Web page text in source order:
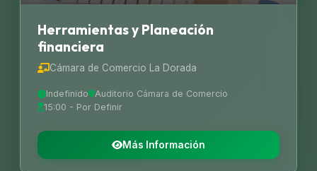
Herramientas y Planeación
financiera
Cámara de Comercio La Dorada
Indefinido
Auditorio Cámara de Comercio
15:00 - Por Definir
Más Información